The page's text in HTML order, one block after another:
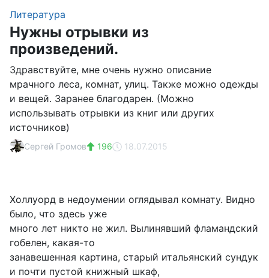
Литература
Нужны отрывки из
произведений.
Здравствуйте, мне очень нужно описание
мрачного леса, комнат, улиц. Также можно одежды
и вещей. Заранее благодарен. (Можно
использывать отрывки из книг или других
источников)
Сергей Громов 196 18.07.2015
Холлуорд в недоумении оглядывал комнату. Видно
было, что здесь уже
много лет никто не жил. Вылинявший фламандский
гобелен, какая-то
занавешенная картина, старый итальянский сундук
и почти пустой книжный шкаф,